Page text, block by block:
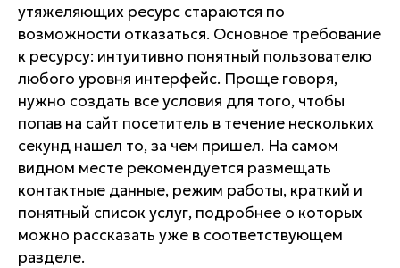
утяжеляющих ресурс стараются по
возможности отказаться. Основное требование
к ресурсу: интуитивно понятный пользователю
любого уровня интерфейс. Проще говоря,
нужно создать все условия для того, чтобы
попав на сайт посетитель в течение нескольких
секунд нашел то, за чем пришел. На самом
видном месте рекомендуется размещать
контактные данные, режим работы, краткий и
понятный список услуг, подробнее о которых
можно рассказать уже в соответствующем
разделе.